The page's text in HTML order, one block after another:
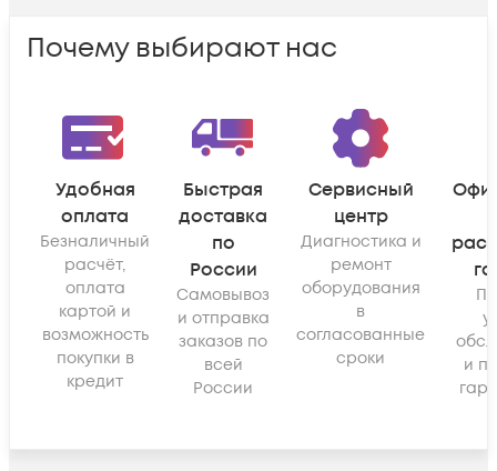
Почему выбирают нас
Удобная
оплата
Безналичный
расчёт,
оплата
картой и
возможность
покупки в
кредит
Быстрая
доставка
по
России
Самовывоз
и отправка
заказов по
всей
России
Сервисный
центр
Диагностика и
ремонт
оборудования
в
согласованные
сроки
и